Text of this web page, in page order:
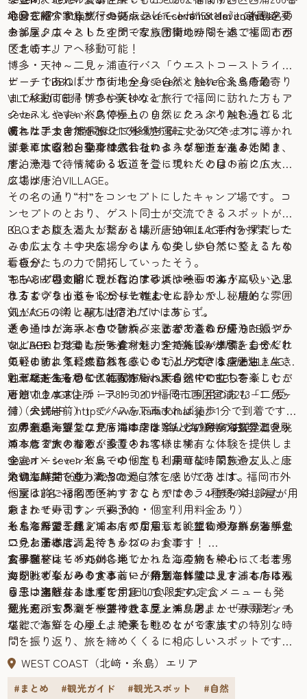
今回ご紹介するザ・セブン スイートは159.11㎡、定員4名の
お部屋。広々とした空間で家族団欒の時間を過ごすことが
できます。
心身を癒す家族旅行の拠点としてseven × seven 糸島を要
チェック！
地公式HP：https://sevenxseven.com/hotels/itoshima/
ウエストコーストライナーなら市街地から一本で福岡市西
区北崎エリアへ移動可能！
博多・天神～二見ヶ浦直行バス「ウエストコーストライ
ナー」であれば、市街地からseven × seven 糸島の最寄り
まで移動可能！博多や天神など旅行で福岡に訪れた方もア
クセスしやすいバス停から、自然にたっぷり触れられる北
崎エリアまで1時間ほどで移動することができます。
詳しくは昭和自動車株式会社のページをチェック！
ビーチ！BBQ！サウナ！全身で自然と触れ合える唐泊
VILLAGEは日帰りでも楽しめる！
seven × seven 糸島で極上のリラックスタイムを過ごした
あとは、大自然を感じに外へ！
まさに大自然を全身で感じられるスポットがあると聞き、
唐泊漁港で待っていると、そこに現れたのはトゥクトゥ
ク！
慣れた手つきでトゥクトゥクを運転するスタッフに導かれ
て乗車すると、車では入れないような細道を進み始めま
す。そして、情緒ある坂道を登っていくと目の前に広大な
広場が！
ここは唐泊VILLAGE。
その名の通り“村”をコンセプトにしたキャンプ場です。コ
ンセプトのとおり、ゲスト同士が交流できるスポットが多
く、まさに人と人が繋がる場所。50年ほど手付かずだった
この広大なエリアを、今のような美しい自然に整えるため
に自分たちの力で開拓していったそう。
キャンプ場と聞くと「宿泊するにはハードルが高い」と思
う方もいらっしゃるかもしれません。しかし、唐泊
VILLAGEの楽しみ方は宿泊だけにあらず。
その一つが、手ぶらで訪れることができる日帰りBBQプラ
ン。BBQコンロも炭も食材も、全て施設が準備をしてくれ
ています。気軽に訪れて、いつもより大きな空と生き生き
とした芝生を目に入れながら、大自然でのBBQを楽しむこ
とができます。
BBQでお腹を満たしたあとは、唐泊VILLAGE内を探索して
みましょう！中央広場からほんの少し歩いていくとこんな
看板が。
“BEACH”の文字にひかれ、アニメや映画のように吸い込ま
れるような山道を1,2分ほど進むと、、、
もちろん目の前に現れたのは砂浜、そして海！
まるでプライベートビーチのように静かで、秘境的な雰囲
気がたっぷりと醸し出されています。
透き通った海水と白い砂浜。来訪者で溢れかえった賑やか
なビーチとはまた一味違う魅力を持っています。自分だけ
のもののように感じられるこの“うしろ浜”は、唐泊
VILLAGEへ来たらぜひ訪れたいスポットです！
さらには、テントサウナやバーまであるのが唐泊
VILLAGE！充実したラインナップで楽しみが尽きません！
気軽に訪れて、大自然を感じることができる唐泊VILLAGE
もぜひチェックしてくださいね！
唐泊VILLAGE住所：〒819-0201 福岡市西区宮浦273−1（受
付）公式HP：https://www.karadomari.jp/
玄界灘を一望しながら海の幸を楽しむ。糸島海鮮堂二見ヶ
浦本店で旅の締めくくり！
seven × seven 糸島でゆったりと豪華な時間を過ごし、唐
泊VILLAGEで迫力満点の大自然を感じたあとは、福岡市外
へ戻る前に福岡西区エリアならではのランチを楽しみた
い！
そんな希望を超えておもてなししてくれるのが糸島海鮮堂
二見ヶ浦本店。
駐車場もあるので、福岡市街へ戻る途中に立ち寄ることが
可能！ウエストコーストライナーをご利用の方も「二見ヶ
浦（夫婦岩前）」でバスを下車すれば徒歩1分で到着です。
この糸島海鮮堂二見ヶ浦本店は“海と海鮮丼のお店”という
コンセプトのもと、多くのお客様に稀有な体験を提供しま
す。
70席を超えるフロア席には、ほとんどの席から玄界灘を眺
められる大きな窓が設置されています。
全室オーシャンビューの個室も利用可能！家族や友人との
大切な時間をゆったりと過ごすことができます。
個室は2名〜8名で予約することができ、4種類のお部屋が用
意されています。（要予約・個室利用料金あり）
糸島海鮮堂二見ヶ浦本店が用意した眺望に浸りホッと一息
ついたあとは、お待ちかねのお食事！
玄界灘をはじめ九州各地でとれる海産物を中心に、老若男
女問わず楽しめるメニューが用意されています。もちろん
目玉は海鮮丼！さらに、1日10食限定の定食メニューも発
見！天ぷらランチやあら炊きランチ、おまかせ寿司ランチ
など、海鮮を心ゆくまで楽しむことができます。
糸島海鮮丼（並）¥2,800
おまかせ寿司ランチ¥4,800
もちろんお子様プレートのご用意も。生物や海鮮が苦手と
いうお子様も満足できるプレートです！
お子様プレート¥500
海を眺めながらの食事という特別な体験は、きっと心に残
る思い出となるはずです。
食事を終えて「ついに楽しかったこの旅も終わってしまう
のか」としんみりする前に、糸島海鮮堂二見ヶ浦本店はも
う一つ素敵なお土産を用意しています。
それが、玄界灘を一望できる屋上エリア。
観光名所である「桜井神社二見ヶ浦鳥居」と 「夫婦岩」も
堪能できるこの屋上。絶景を眺めながら家族での特別な時
間を振り返り、旅を締めくくるに相応しいスポットです。
糸島海鮮堂二見ヶ浦本店住所：〒819-0203 福岡市西区小田
2206-21営業時間：11:00～18:30（L.O.17:30）定休日：不定期
公式HP：https://www.itoshima-seafoodrestaurant.com/
WEST COAST（北﨑・糸島）エリア
#まとめ #観光ガイド #観光スポット #自然